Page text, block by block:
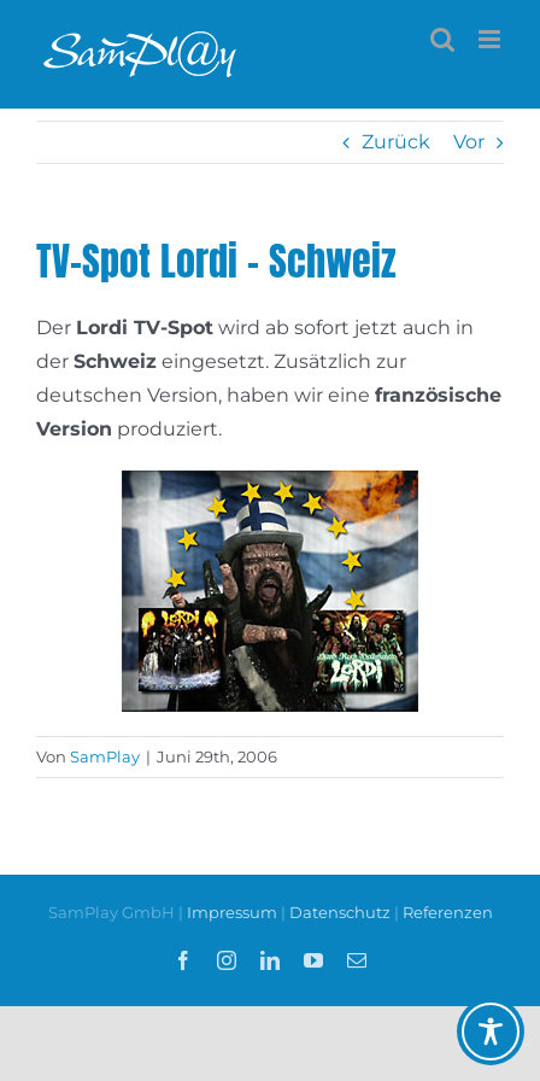
Inhalt
Zurück Vor
TV-Spot Lordi – Schweiz
Der Lordi TV-Spot wird ab sofort jetzt auch in
der Schweiz eingesetzt. Zusätzlich zur
deutschen Version, haben wir eine französische
Version produziert.
Von SamPlay | Juni 29th, 2006
SamPlay GmbH | Impressum | Datenschutz | Referenzen
FacebookInstagramLinkedInYouTube
E-